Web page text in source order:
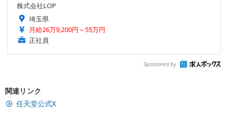
株式会社LOP
埼玉県
月給26万9,200円～55万円
正社員
Sponsored by
関連リンク
任天堂公式X